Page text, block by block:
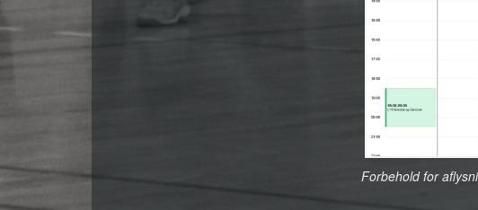
Forbehold for